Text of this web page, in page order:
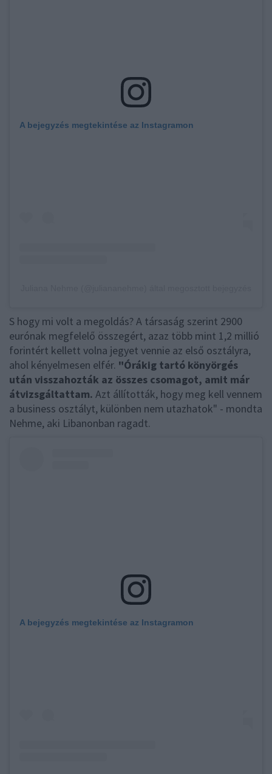
A bejegyzés megtekintése az Instagramon
S hogy mi volt a megoldás? A társaság szerint 2900
eurónak megfelelő összegért, azaz több mint 1,2 millió
forintért kellett volna jegyet vennie az első osztályra,
ahol kényelmesen elfér. "Órákig tartó könyörgés
után visszahozták az összes csomagot, amit már
átvizsgáltattam. Azt állították, hogy meg kell vennem
a business osztályt, különben nem utazhatok" - mondta
Nehme, aki Libanonban ragadt.
A bejegyzés megtekintése az Instagramon